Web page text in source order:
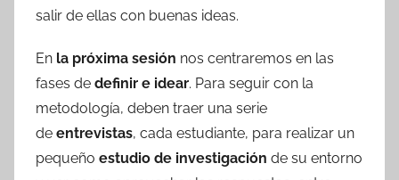
salir de ellas con buenas ideas.
En la próxima sesión nos centraremos en las
fases de definir e idear. Para seguir con la
metodología, deben traer una serie
de entrevistas, cada estudiante, para realizar un
pequeño estudio de investigación de su entorno